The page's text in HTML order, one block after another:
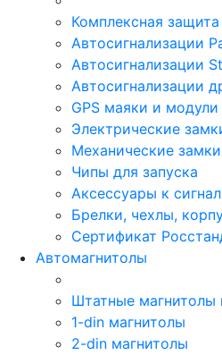
Комплексная защита
Автосигнализации
Автосигнализации
Автосигнализации
GPS маяки и модули
Электрические
Механические
Чипы для запуска
Аксессуары к
Брелки, чехлы,
Сертификат
Автомагнитолы
Штатные магнитолы
1-din магнитолы
2-din магнитолы